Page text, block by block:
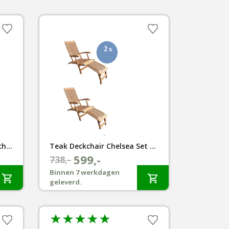
Serini Teak Textilene deckchair zwart Teak Deckchair Chelsea Set van 2
738,-
Oorspronkelijke
prijs
was:
599,-
Huidige
prijs
is:
Binnen 7 werkdagen
geleverd.